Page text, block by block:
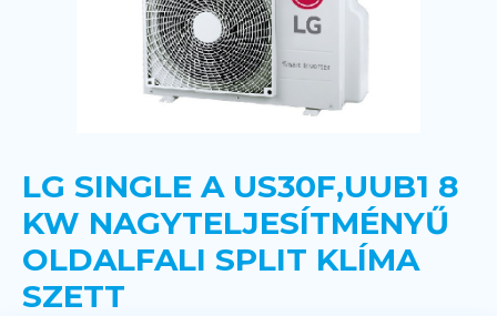
LG SINGLE A US30F,UUB1 8
KW NAGYTELJESÍTMÉNYŰ
OLDALFALI SPLIT KLÍMA
SZETT